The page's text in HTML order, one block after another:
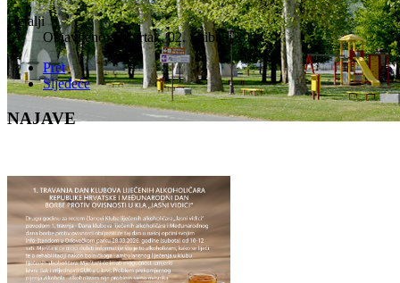
Detalji
Objavljeno: Četvrtak, 02. Svibanj 2024.
Pret
Sljedeće
NAJAVE